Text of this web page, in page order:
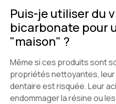
Puis-je utiliser du
bicarbonate pour
"maison" ?
Même si ces produits sont
propriétés nettoyantes, leur
dentaire est risquée. Leur
endommager la résine ou